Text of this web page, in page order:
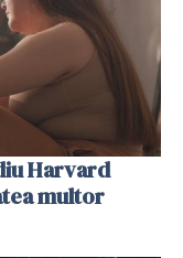
Harvard
multor